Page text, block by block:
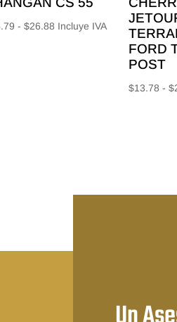
- $26.88 Rango
Incluye IVA
FORD
POST
$13.78 - $